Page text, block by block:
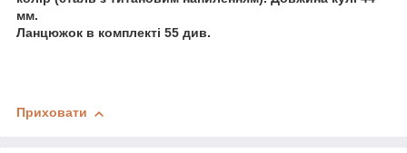
мм.
Ланцюжок в комплекті 55 див.
Приховати